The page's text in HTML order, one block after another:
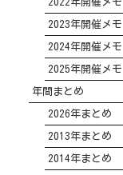
2022年開催メモ
2023年開催メモ
2024年開催メモ
2025年開催メモ
年間まとめ
2026年まとめ
2013年まとめ
2014年まとめ